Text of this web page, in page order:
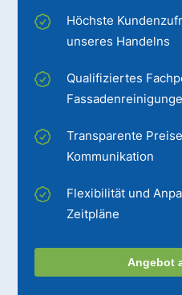
Höchste
unseres Handelns
Qualifiziertes
Transparente
Kommunikation
Flexibilität und
Zeitpläne
Angebot